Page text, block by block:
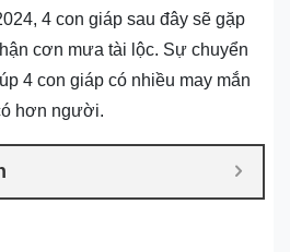
4 con giáp sau đây sẽ gặp
cơn mưa tài lộc. Sự chuyển
4 con giáp có nhiều may mắn
hơn người.